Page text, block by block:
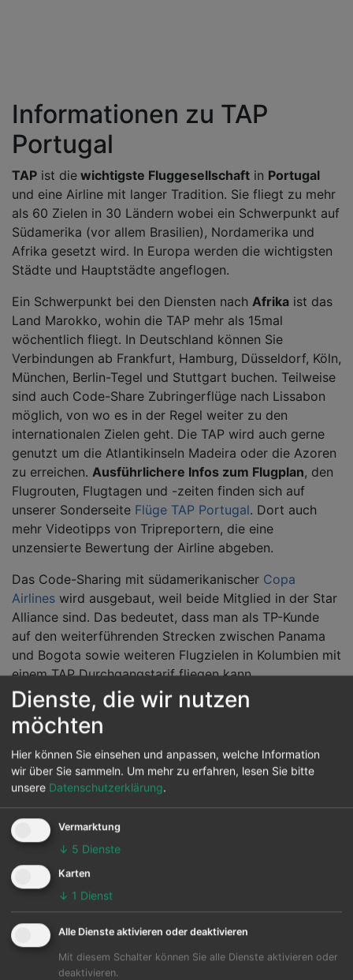
Informationen zu TAP
Portugal
TAP ist die wichtigste Fluggesellschaft in Portugal
und eine Airline mit langer Tradition. Sie fliegt zu mehr
als 60 Zielen in 30 Ländern wobei ein Schwerpunkt auf
Südamerika (vor allem Brasilien), Nordamerika und
Afrika gesetzt wird. In Europa werden die wichtigsten
Städte und Hauptstädte angeflogen.
Ein Schwerpunkt bei den Diensten nach Afrika ist das
Land Marokko, wohin die TAP mehr als 15mal
wöchentlich fliegt. In Deutschland können Sie
Verbindungen ab Frankfurt, Hamburg, Düsseldorf, Köln,
München, Berlin-Tegel und Stuttgart buchen. Teilweise
sind auch Code-Share Zubringerflüge nach Lissabon
möglich, von wo es in der Regel weiter zu den
internationalen Zielen geht. Die TAP wird auch gerne
genutzt um die Atlantikinseln Madeira oder die Azoren
zu erreichen. Ausführlichere Infos zum Flugplan, den
Flugrouten, Flugtagen und -zeiten finden sich auf
unserer Sonderseite Flüge TAP Portugal. Dort auch
mehr Videotipps von Tripreportern, die eine
unzensierte Bewertung der Airline abgeben.
Das Code-Sharing mit südamerikanischer Copa
Airlines wird ausgebaut, weil beide Mitglied in der Star
Alliance sind. Das bedeutet, dass man als TP-Kunde
auf den weiterführenden Strecken zwischen Panama
und Bogota sowie weiteren Flugzielen in Kolumbien mit
einem TAP Durchgangstarif fliegen kann.
Im Jahr 2016 wurde bei der TAP ein neues Preissystem
eingeführt, sodass Economy Passagiere aus
Flugtarif ist dann der "Discount", in dem nur das
Handgepäck, Getränke und Snack enthalten ist. Hat
Variante "Basic". Möchte man noch eine
Sitzplatzreservierung dazu haben, dann entscheidet
sich der gut rechnende Fluggast für "Classic". Das
flexible Ticket ist meist für Geschäftsreisende
interessant, weil es eine kostenlose
Umbuchungsmöglichkeit beinhaltet und lautet auf den
Namen "Plus".
Noch etwas luxuriöser geht es in der Business-Class
Dienste, die wir nutzen
möchten
Hier können Sie einsehen und anpassen, welche Information
wir über Sie sammeln. Um mehr zu erfahren, lesen Sie bitte
unsere Datenschutzerklärung.
Vermarktung
↓ 5 Dienste
Karten
↓ 1 Dienst
Alle Dienste aktivieren oder deaktivieren
Mit diesem Schalter können Sie alle Dienste aktivieren oder
deaktivieren.